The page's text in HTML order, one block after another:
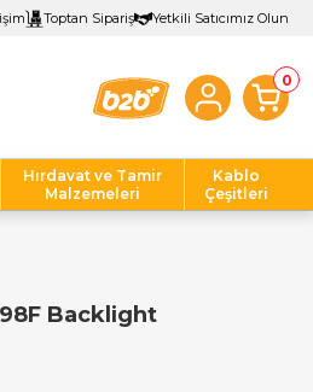
Toptan Sipariş Yetkili Satıcımız Olun
0
Hırdavat ve Tamir
Malzemeleri
Kablo
Çeşitleri
Backlight